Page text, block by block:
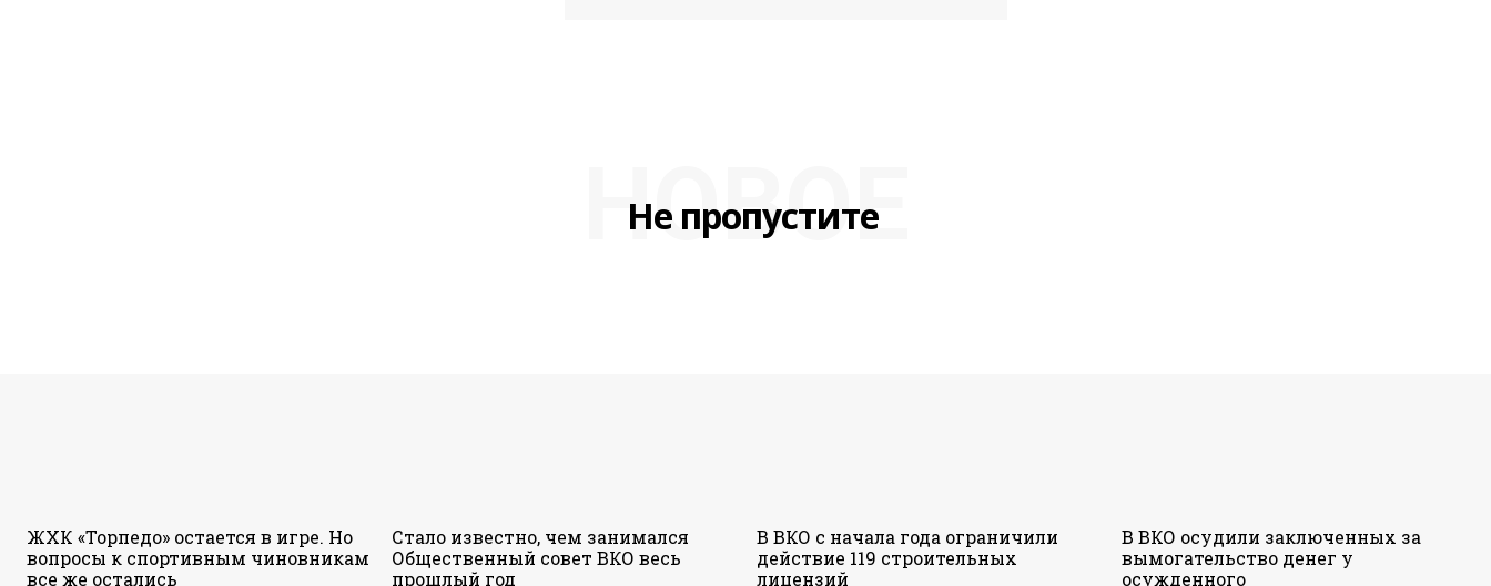
Не пропустите
НОВОЕ
ЖХК «Торпедо» остается в игре. Но
вопросы к спортивным чиновникам
все же остались
Стало известно, чем занимался
Общественный совет ВКО весь
прошлый год
В ВКО с начала года ограничили
действие 119 строительных
лицензий
В ВКО осудили заключенных за
вымогательство денег у
осужденного